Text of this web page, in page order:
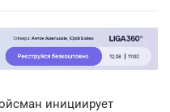
инициирует